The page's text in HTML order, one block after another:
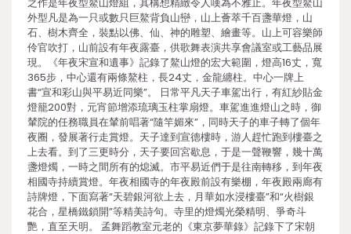
外型凡是為一只或數只巨鰲背負山巒，山上薈萃千百盞華燈，山
石、樹木齊全，裝點以佛、仙、神的雕塑、繪畫等。山上可容樂師
伶官吹打，山前設有年夜露臺，供歌舞表演共享會議室或工藝品展
現。《年夜宋宣和遺事》記錄了鰲山燈的宏大範圍，燈高16丈，寬
365步，中心還有兩條鰲柱，長24丈，金龍纏柱。中心一牌上
書“宣和彩山與平易近同樂”。 日常平凡天子車駕出行，有紅紗貼金
燈籠200對，元宵節增添琉璃玉柱掌扇燈。車駕進進燈山之時，御
輦院的任務職員在輦前唱著“隨竿媚來”，同時天子的車子轉了個年
夜圈，發展著行走賞燈。天子達到宣德樓時，游人趕忙跑到樓臺之
上去看。到了三更時分，天子要回宮歇息，于是一聲鞭響，幾十萬
盞燈燭，一時之間所有的熄滅。市平易近們于是往南轉移，到年夜
相國寺持續賞燈。年夜相國寺的年夜殿前設有樂棚，年夜殿兩廊有
詩牌燈，下面寫著“天碧銀河欲上去，月華如水浸樓臺”和“火樹銀
花合，星橋鐵鎖開”等精美詩句。寺里的燈燭光榮精明、爭奇斗
艷，直至天明。 孟舞蹈教室元老的《東京夢華錄》記錄下了宋朝